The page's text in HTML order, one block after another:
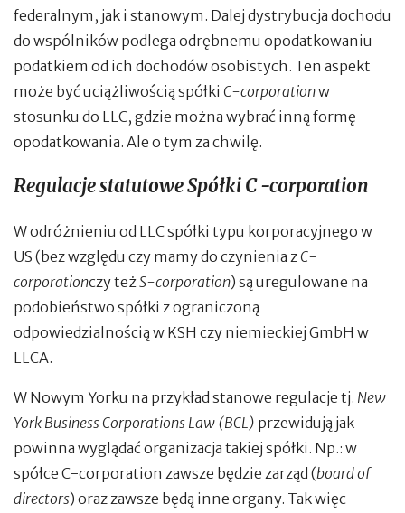
federalnym, jak i stanowym. Dalej dystrybucja dochodu
do wspólników podlega odrębnemu opodatkowaniu
podatkiem od ich dochodów osobistych. Ten aspekt
może być uciążliwością spółki C-corporationw
stosunku do LLC, gdzie można wybrać inną formę
opodatkowania. Ale o tym za chwilę.
Regulacje statutowe Spółki C -corporation
W odróżnieniu od LLC spółki typu korporacyjnego w
US (bez względu czy mamy do czynienia z C-
corporationczy teżS-corporation) są uregulowane na
podobieństwo spółki z ograniczoną
odpowiedzialnością w KSH czy niemieckiej GmbH w
LLCA.
W Nowym Yorku na przykład stanowe regulacje tj. New
York Business Corporations Law (BCL) przewidują jak
powinna wyglądać organizacja takiej spółki. Np.: w
spółce C-corporation zawsze będzie zarząd (board of
directors) oraz zawsze będą inne organy. Tak więc